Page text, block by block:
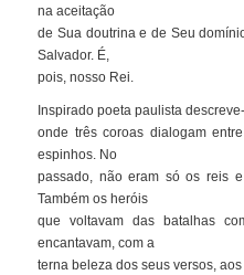
na aceitação
de Sua doutrina e de Seu
Salvador. É,
pois, nosso Rei.
Inspirado poeta paulista
onde três coroas dialogam
espinhos. No
passado, não eram só os reis
Também os heróis
que voltavam das batalhas
encantavam, com a
terna beleza dos seus versos,